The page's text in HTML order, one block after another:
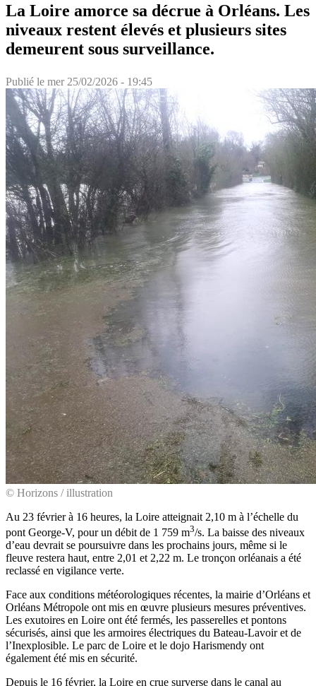
La Loire amorce sa décrue à Orléans. Les
niveaux restent élevés et plusieurs sites
demeurent sous surveillance.
Publié le mer 25/02/2026 - 19:45
© Horizons / illustration
Au 23 février à 16 heures, la Loire atteignait 2,10 m à l’échelle du
pont George-V, pour un débit de 1 759 m3/s. La baisse des niveaux
d’eau devrait se poursuivre dans les prochains jours, même si le
fleuve restera haut, entre 2,01 et 2,22 m. Le tronçon orléanais a été
reclassé en vigilance verte.
Face aux conditions météorologiques récentes, la mairie d’Orléans et
Orléans Métropole ont mis en œuvre plusieurs mesures préventives.
Les exutoires en Loire ont été fermés, les passerelles et pontons
sécurisés, ainsi que les armoires électriques du Bateau-Lavoir et de
l’Inexplosible. Le parc de Loire et le dojo Harismendy ont
également été mis en sécurité.
Depuis le 16 février, la Loire en crue surverse dans le canal au